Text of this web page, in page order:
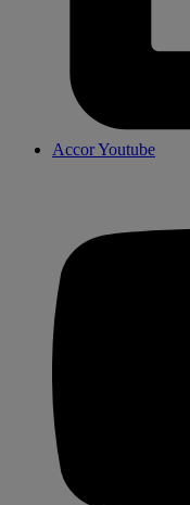
Accor Youtube